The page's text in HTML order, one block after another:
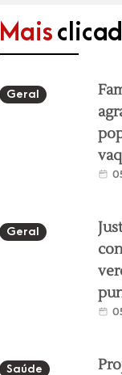
Mais
Geral
Geral
em
Saúde